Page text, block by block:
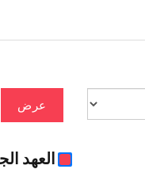
عرض
العهد